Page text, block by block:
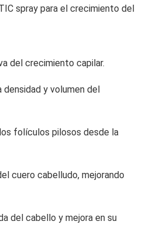
spray para el crecimiento del
del crecimiento capilar.
y volumen del
folículos pilosos desde la
cuero cabelludo, mejorando
del cabello y mejora en su